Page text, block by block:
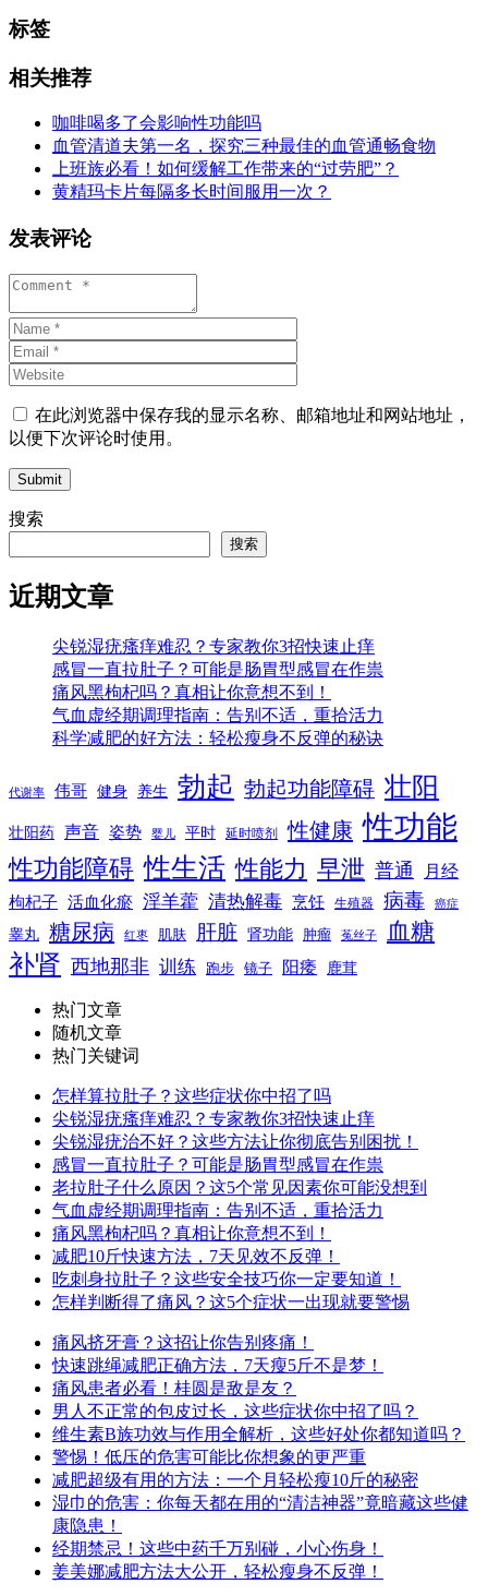
标签
相关推荐
咖啡喝多了会影响性功能吗
血管清道夫第一名，探究三种最佳的血管通畅食物
上班族必看！如何缓解工作带来的“过劳肥”？
黄精玛卡片每隔多长时间服用一次？
发表评论
在此浏览器中保存我的显示名称、邮箱地址和网站地址，
以便下次评论时使用。
Submit
搜索
搜索
近期文章
尖锐湿疣瘙痒难忍？专家教你3招快速止痒
感冒一直拉肚子？可能是肠胃型感冒在作祟
痛风黑枸杞吗？真相让你意想不到！
气血虚经期调理指南：告别不适，重拾活力
科学减肥的好方法：轻松瘦身不反弹的秘诀
代谢率 伟哥 健身 养生 勃起 勃起功能障碍 壮阳
壮阳药 声音 姿势 婴儿 平时 延时喷剂 性健康 性功能
性功能障碍 性生活 性能力 早泄 普通 月经
枸杞子 活血化瘀 淫羊藿 清热解毒 烹饪 生殖器 病毒 癌症
睾丸 糖尿病 红枣 肌肤 肝脏 肾功能 肿瘤 菟丝子 血糖
补肾 西地那非 训练 跑步 镜子 阳痿 鹿茸
热门文章
随机文章
热门关键词
怎样算拉肚子？这些症状你中招了吗
尖锐湿疣瘙痒难忍？专家教你3招快速止痒
尖锐湿疣治不好？这些方法让你彻底告别困扰！
感冒一直拉肚子？可能是肠胃型感冒在作祟
老拉肚子什么原因？这5个常见因素你可能没想到
气血虚经期调理指南：告别不适，重拾活力
痛风黑枸杞吗？真相让你意想不到！
减肥10斤快速方法，7天见效不反弹！
吃刺身拉肚子？这些安全技巧你一定要知道！
怎样判断得了痛风？这5个症状一出现就要警惕
痛风挤牙膏？这招让你告别疼痛！
快速跳绳减肥正确方法，7天瘦5斤不是梦！
痛风患者必看！桂圆是敌是友？
男人不正常的包皮过长，这些症状你中招了吗？
维生素B族功效与作用全解析，这些好处你都知道吗？
警惕！低压的危害可能比你想象的更严重
减肥超级有用的方法：一个月轻松瘦10斤的秘密
湿巾的危害：你每天都在用的“清洁神器”竟暗藏这些健
康隐患！
经期禁忌！这些中药千万别碰，小心伤身！
姜美娜减肥方法大公开，轻松瘦身不反弹！